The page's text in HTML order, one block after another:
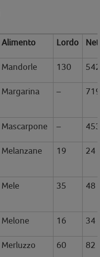
Alimento Lordo
Mandorle 130
Margarina –
Mascarpone –
Melanzane 19 24
Mele 35 48
Melone 16 34
Merluzzo 60 82